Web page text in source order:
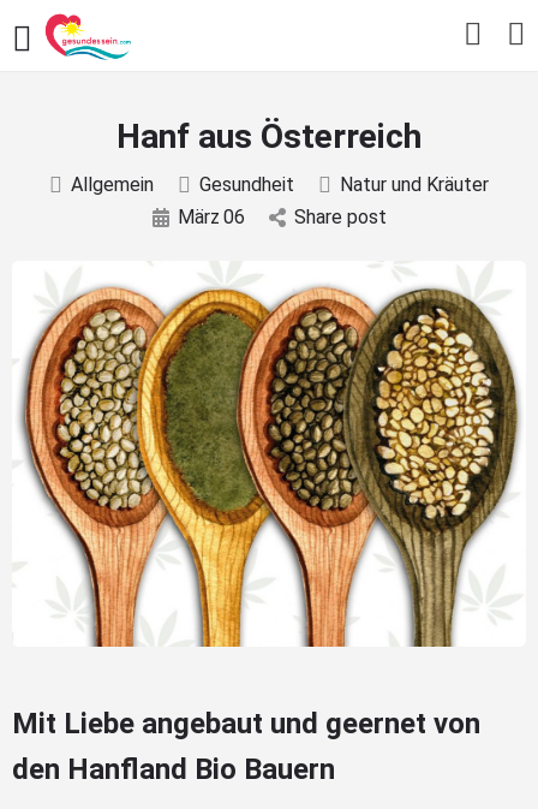
Hanf aus Österreich
Allgemein Gesundheit
Natur und Kräuter
März 06 Share post
Mit Liebe angebaut und geernet von
den Hanfland Bio Bauern